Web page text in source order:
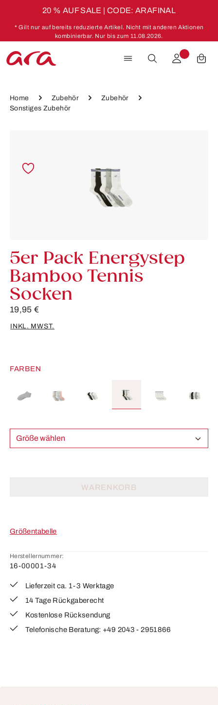
20 % AUF SALE | CODE: ARAFINAL
* Gilt nur auf bereits reduzierte Artikel. Nicht mit anderen Aktionen
kombinierbar. Nur bis zum 11.08.2026.
Home Zubehör
Zubehör
Sonstiges Zubehör
5er Pack Energystep
Bamboo Tennis
Socken
19,95 €
INKL. MWST.
FARBEN
Größe wählen
WARENKORB
Größentabelle
Herstellernummer:
16-00001-34
Lieferzeit ca. 1-3 Werktage
14 Tage Rückgaberecht
Kostenlose Rücksendung
Telefonische Beratung: +49 2043 - 2951866